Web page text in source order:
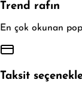
Trend rafın
En çok okunan
Taksit